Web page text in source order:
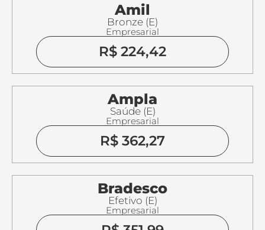
Amil
Bronze (E)
Empresarial
R$ 224,42
Ampla
Saúde (E)
Empresarial
R$ 362,27
Bradesco
Efetivo (E)
Empresarial